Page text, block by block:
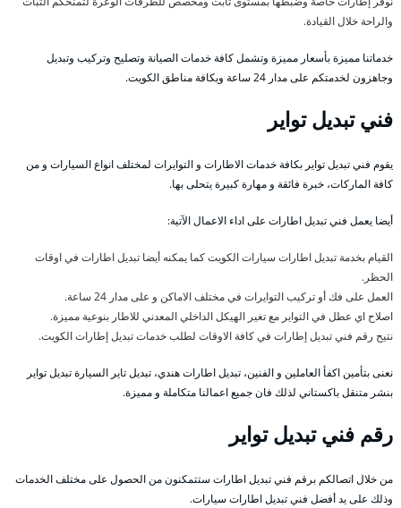
والراحة خلال القيادة.
خدماتنا مميزة بأسعار مميزة وتشمل كافة خدمات الصيانة وتصليح وتركيب وتبديل
وجاهزون لخدمتكم على مدار 24 ساعة وبكافة مناطق الكويت.
فني تبديل تواير
يقوم فني تبديل تواير بكافة خدمات الاطارات و التوايرات لمختلف انواع السيارات و من
كافة الماركات، خبرة فائقة و مهارة كبيرة يتحلى بها.
أيضا يعمل فني تبديل اطارات على اداء الاعمال الآتية:
القيام بخدمة تبديل اطارات سيارات الكويت كما يمكنه أيضا تبديل اطارات في اوقات
الحظر.
العمل على فك أو تركيب التوايرات في مختلف الاماكن و على مدار 24 ساعة.
اصلاح اي عطل في التواير مع تغير الهيكل الداخلي المعدني للاطار بنوعية مميزة.
نتيح رقم فني تبديل إطارات في كافة الاوقات لطلب خدمات تبديل إطارات الكويت.
نعنى بتأمين اكفأ العاملين و الفنين، تبديل اطارات هندي، تبديل تاير السيارة تبديل تواير
بنشر متنقل باكستاني لذلك فان جميع اعمالنا متكاملة و مميزة.
رقم فني تبديل تواير
من خلال اتصالكم برقم فني تبديل اطارات ستتمكنون من الحصول على مختلف الخدمات
وذلك على يد أفضل فني تبديل اطارات سيارات.